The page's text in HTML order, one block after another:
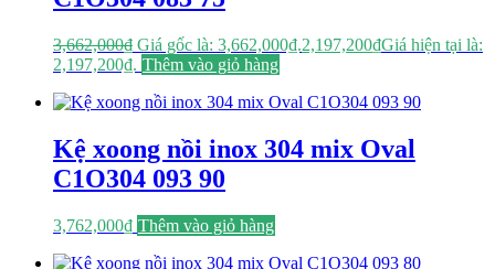
3,662,000₫ Giá gốc là: 3,662,000₫.2,197,200₫Giá hiện tại là:
2,197,200₫. Thêm vào giỏ hàng
Kệ xoong nồi inox 304 mix Oval
C1O304 093 90
3,762,000₫ Thêm vào giỏ hàng